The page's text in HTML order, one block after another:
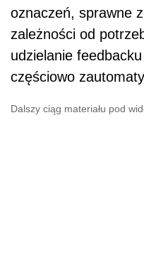
oznaczeń, sprawne
zależności od
udzielanie
częściowo
Dalszy ciąg materiału pod